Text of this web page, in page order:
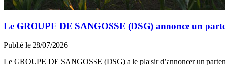
Le GROUPE DE SANGOSSE (DSG) annonce un
Publié le 28/07/2026
Le GROUPE DE SANGOSSE (DSG) a le plaisir d’annoncer un